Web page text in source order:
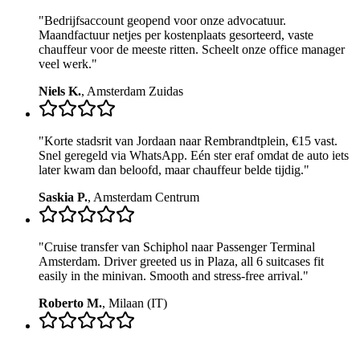
"Bedrijfsaccount geopend voor onze advocatuur.
Maandfactuur netjes per kostenplaats gesorteerd, vaste
chauffeur voor de meeste ritten. Scheelt onze office manager
veel werk."
Niels K., Amsterdam Zuidas
"Korte stadsrit van Jordaan naar Rembrandtplein, €15 vast.
Snel geregeld via WhatsApp. Eén ster eraf omdat de auto iets
later kwam dan beloofd, maar chauffeur belde tijdig."
Saskia P., Amsterdam Centrum
"Cruise transfer van Schiphol naar Passenger Terminal
Amsterdam. Driver greeted us in Plaza, all 6 suitcases fit
easily in the minivan. Smooth and stress-free arrival."
Roberto M., Milaan (IT)